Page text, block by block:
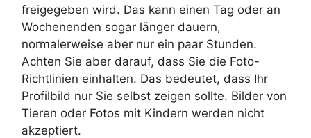
freigegeben wird. Das kann einen Tag oder an
Wochenenden sogar länger dauern,
normalerweise aber nur ein paar Stunden.
Achten Sie aber darauf, dass Sie die Foto-
Richtlinien einhalten. Das bedeutet, dass Ihr
Profilbild nur Sie selbst zeigen sollte. Bilder von
Tieren oder Fotos mit Kindern werden nicht
akzeptiert.